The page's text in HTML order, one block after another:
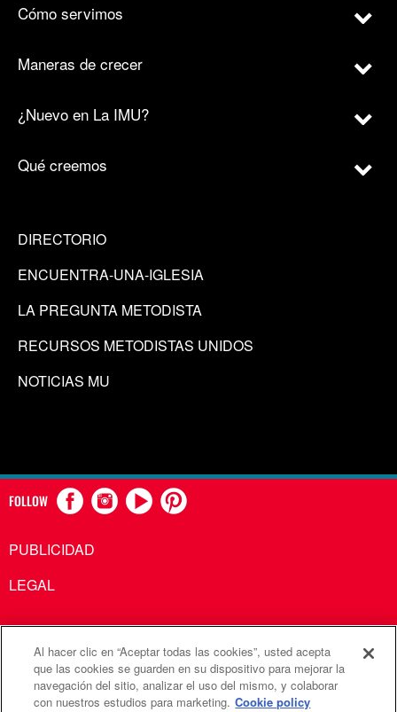
Cómo servimos
Maneras de crecer
¿Nuevo en La IMU?
Qué creemos
DIRECTORIO
ENCUENTRA-UNA-IGLESIA
LA PREGUNTA METODISTA
RECURSOS METODISTAS UNIDOS
NOTICIAS MU
FOLLOW
PUBLICIDAD
LEGAL
Comunicaciones Metodistas Unidas es una agencia de la
Iglesia Metodista Unida
Al hacer clic en “Aceptar todas las cookies”, usted acepta
que las cookies se guarden en su dispositivo para mejorar la
navegación del sitio, analizar el uso del mismo, y colaborar
con nuestros estudios para marketing. Cookie policy